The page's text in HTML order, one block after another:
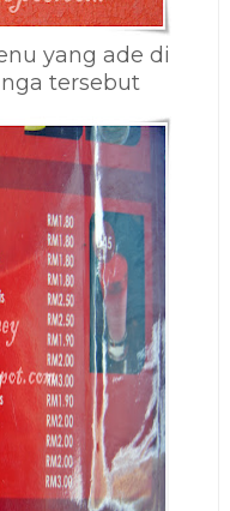
yang ade di
tersebut